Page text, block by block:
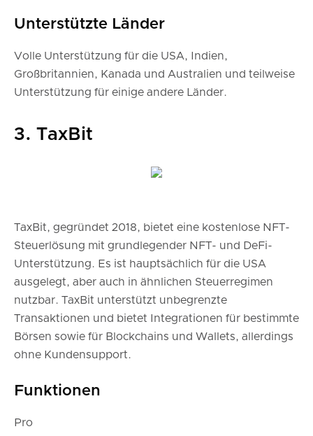
Unterstützte Länder
Volle Unterstützung für die USA, Indien,
Großbritannien, Kanada und Australien und teilweise
Unterstützung für einige andere Länder.
3. TaxBit
TaxBit, gegründet 2018, bietet eine kostenlose NFT-
Steuerlösung mit grundlegender NFT- und DeFi-
Unterstützung. Es ist hauptsächlich für die USA
ausgelegt, aber auch in ähnlichen Steuerregimen
nutzbar. TaxBit unterstützt unbegrenzte
Transaktionen und bietet Integrationen für bestimmte
Börsen sowie für Blockchains und Wallets, allerdings
ohne Kundensupport.
Funktionen
Pro